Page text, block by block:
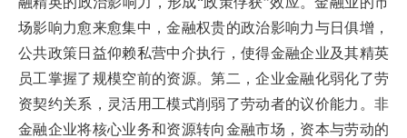
场影响力愈来愈集中，金融权贵的政治影响力与日俱增，
公共政策日益仰赖私营中介执行，使得金融企业及其精英
员工掌握了规模空前的资源。第二，企业金融化弱化了劳
资契约关系，灵活用工模式削弱了劳动者的议价能力。非
金融企业将核心业务和资源转向金融市场，资本与劳动的